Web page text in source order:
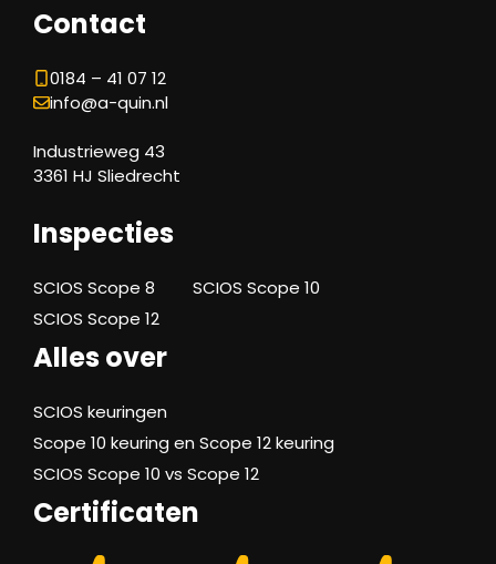
Contact
0184 – 41 07 12
info@a-quin.nl
Industrieweg 43
3361 HJ Sliedrecht
Inspecties
SCIOS Scope 8
SCIOS Scope 10
SCIOS Scope 12
Alles over
SCIOS keuringen
Scope 10 keuring en Scope 12 keuring
SCIOS Scope 10 vs Scope 12
Certificaten